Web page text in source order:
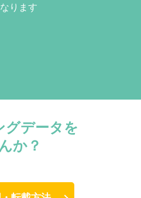
ります
グデータを
か？